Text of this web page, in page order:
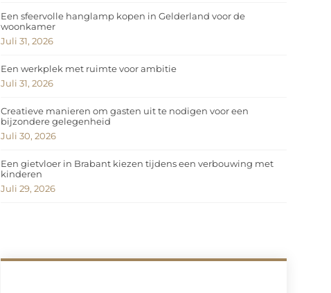
Een sfeervolle hanglamp kopen in Gelderland voor de
woonkamer
Juli 31, 2026
Een werkplek met ruimte voor ambitie
Juli 31, 2026
Creatieve manieren om gasten uit te nodigen voor een
bijzondere gelegenheid
Juli 30, 2026
Een gietvloer in Brabant kiezen tijdens een verbouwing met
kinderen
Juli 29, 2026